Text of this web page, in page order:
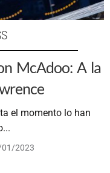
McAdoo: A la
el momento lo han
2023